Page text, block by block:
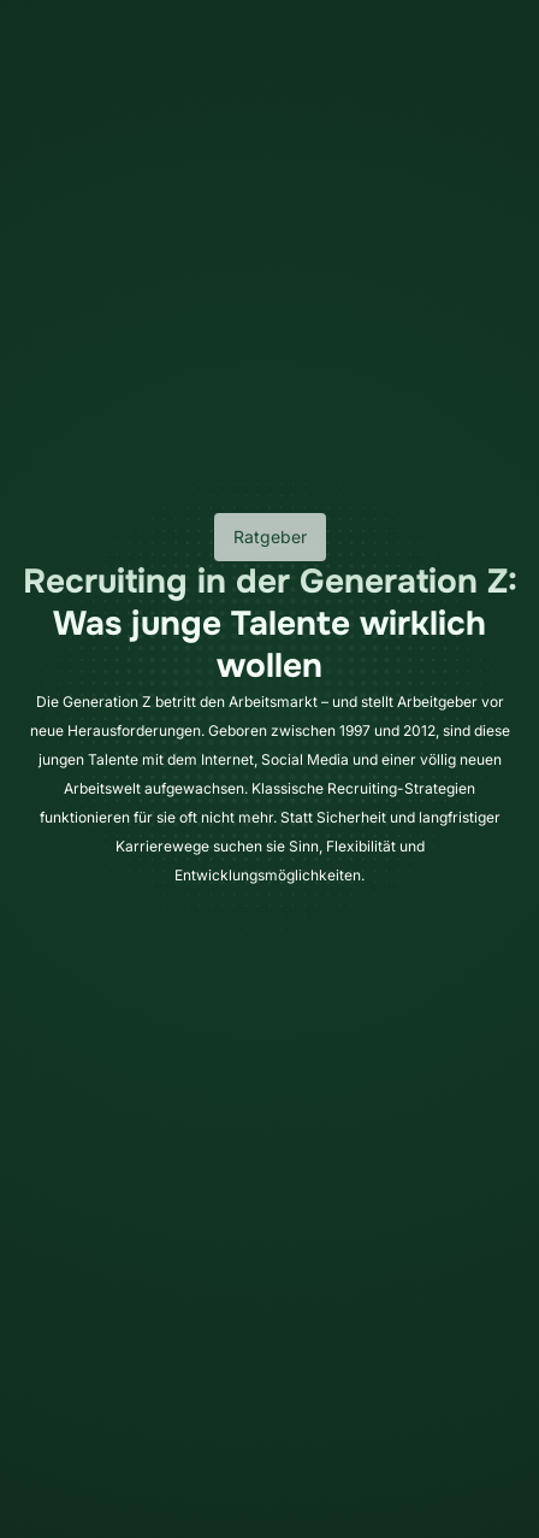
Ratgeber
Recruiting in der Generation Z:
Was junge Talente wirklich
wollen
Die Generation Z betritt den Arbeitsmarkt – und stellt Arbeitgeber vor
neue Herausforderungen. Geboren zwischen 1997 und 2012, sind diese
jungen Talente mit dem Internet, Social Media und einer völlig neuen
Arbeitswelt aufgewachsen. Klassische Recruiting-Strategien
funktionieren für sie oft nicht mehr. Statt Sicherheit und langfristiger
Karrierewege suchen sie Sinn, Flexibilität und
Entwicklungsmöglichkeiten.